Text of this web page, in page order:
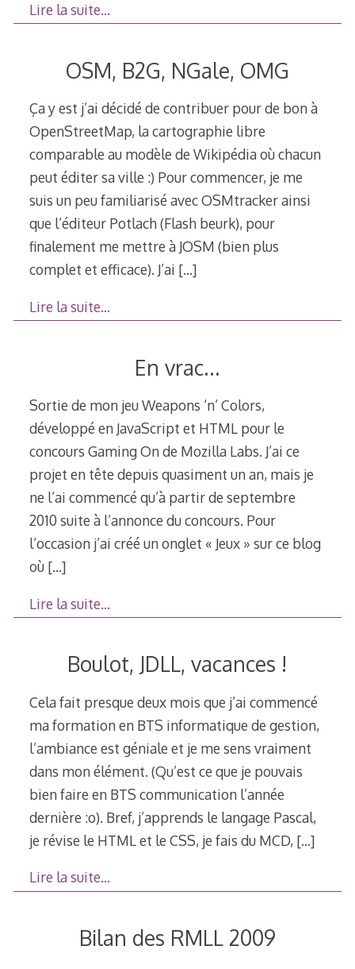
Lire la suite…
OSM, B2G, NGale, OMG
Ça y est j’ai décidé de contribuer pour de bon à
OpenStreetMap, la cartographie libre
comparable au modèle de Wikipédia où chacun
peut éditer sa ville :) Pour commencer, je me
suis un peu familiarisé avec OSMtracker ainsi
que l’éditeur Potlach (Flash beurk), pour
finalement me mettre à JOSM (bien plus
complet et efficace). J’ai […]
Lire la suite…
En vrac…
Sortie de mon jeu Weapons ‘n’ Colors,
développé en JavaScript et HTML pour le
concours Gaming On de Mozilla Labs. J’ai ce
projet en tête depuis quasiment un an, mais je
ne l’ai commencé qu’à partir de septembre
2010 suite à l’annonce du concours. Pour
l’occasion j’ai créé un onglet « Jeux » sur ce blog
où […]
Lire la suite…
Boulot, JDLL, vacances !
Cela fait presque deux mois que j’ai commencé
ma formation en BTS informatique de gestion,
l’ambiance est géniale et je me sens vraiment
dans mon élément. (Qu’est ce que je pouvais
bien faire en BTS communication l’année
dernière :o). Bref, j’apprends le langage Pascal,
je révise le HTML et le CSS, je fais du MCD, […]
Lire la suite…
Bilan des RMLL 2009